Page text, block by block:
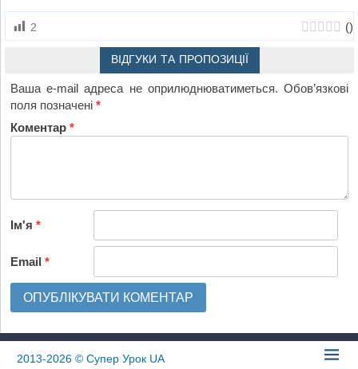
2 ()
ВІДГУКИ ТА ПРОПОЗИЦІЇ
Ваша e-mail адреса не оприлюднюватиметься. Обов’язкові
поля позначені*
Коментар*
Ім'я*
Email*
2013-2026 © Супер Урок UA